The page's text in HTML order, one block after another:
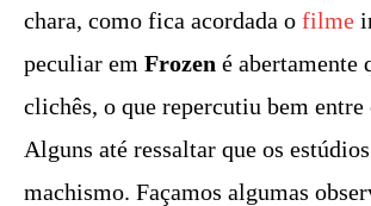
chara, como fica acordada o filme
peculiar em Frozen é abertamente
clichês, o que repercutiu bem
Alguns até ressaltar que os
machismo. Façamos algumas